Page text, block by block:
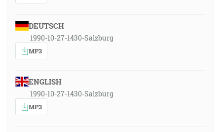
DEUTSCH
1990-10-27-1430-Salzburg
MP3
ENGLISH
1990-10-27-1430-Salzburg
MP3